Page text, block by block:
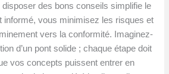
des bons conseils simplifie le
informé, vous minimisez les risques et
vers la conformité. Imaginez-
d’un pont solide ; chaque étape doit
vos concepts puissent entrer en